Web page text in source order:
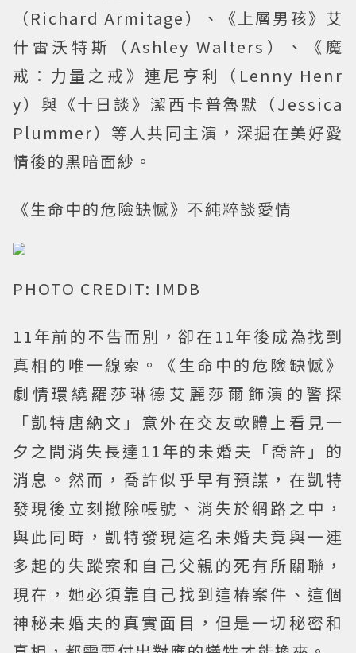
（Richard Armitage）、《上層男孩》艾
什雷沃特斯（Ashley Walters）、《魔
戒：力量之戒》連尼亨利（Lenny Henr
y）與《十日談》潔西卡普魯默（Jessica
Plummer）等人共同主演，深掘在美好愛
情後的黑暗面紗。
《生命中的危險缺憾》不純粹談愛情
PHOTO CREDIT: IMDB
11年前的不告而別，卻在11年後成為找到
真相的唯一線索。《生命中的危險缺憾》
劇情環繞羅莎琳德艾麗莎爾飾演的警探
「凱特唐納文」意外在交友軟體上看見一
夕之間消失長達11年的未婚夫「喬許」的
消息。然而，喬許似乎早有預謀，在凱特
發現後立刻撤除帳號、消失於網路之中，
與此同時，凱特發現這名未婚夫竟與一連
多起的失蹤案和自己父親的死有所關聯，
現在，她必須靠自己找到這樁案件、這個
神秘未婚夫的真實面目，但是一切秘密和